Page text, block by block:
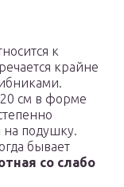
к
крайне
20 см в форме
на подушку.
бывает
со слабо